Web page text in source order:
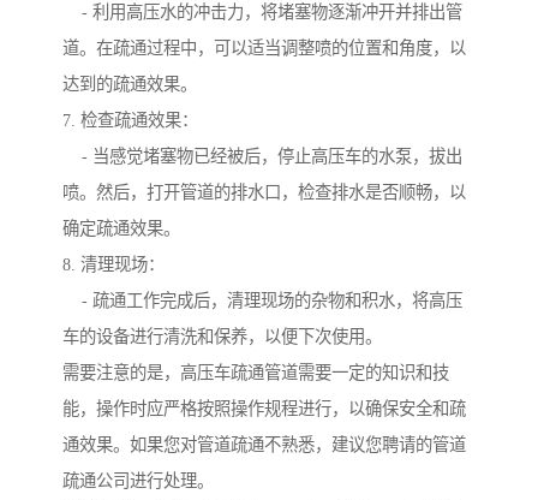
- 利用高压水的冲击力，将堵塞物逐渐冲开并排出管
道。在疏通过程中，可以适当调整喷的位置和角度，以
达到的疏通效果。
7. 检查疏通效果：
- 当感觉堵塞物已经被后，停止高压车的水泵，拔出
喷。然后，打开管道的排水口，检查排水是否顺畅，以
确定疏通效果。
8. 清理现场：
- 疏通工作完成后，清理现场的杂物和积水，将高压
车的设备进行清洗和保养，以便下次使用。
需要注意的是，高压车疏通管道需要一定的知识和技
能，操作时应严格按照操作规程进行，以确保安全和疏
通效果。如果您对管道疏通不熟悉，建议您聘请的管道
疏通公司进行处理。